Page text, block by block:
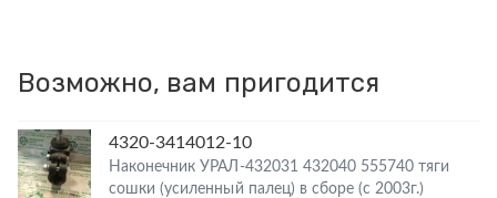
Возможно, вам пригодится
4320-3414012-10
Наконечник УРАЛ-432031 432040 555740 тяги
сошки (усиленный палец) в сборе (с 2003г.)